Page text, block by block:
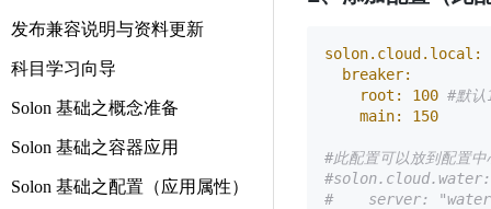
发布兼容说明与资料更新
科目学习向导
Solon 基础之概念准备
Solon 基础之容器应用
Solon 基础之配置（应用属性）
solon.cloud.local:
breaker:
root:
100 #默
main:
150
#此配置可以放到配置中
#solon.cloud.water:
#    server: